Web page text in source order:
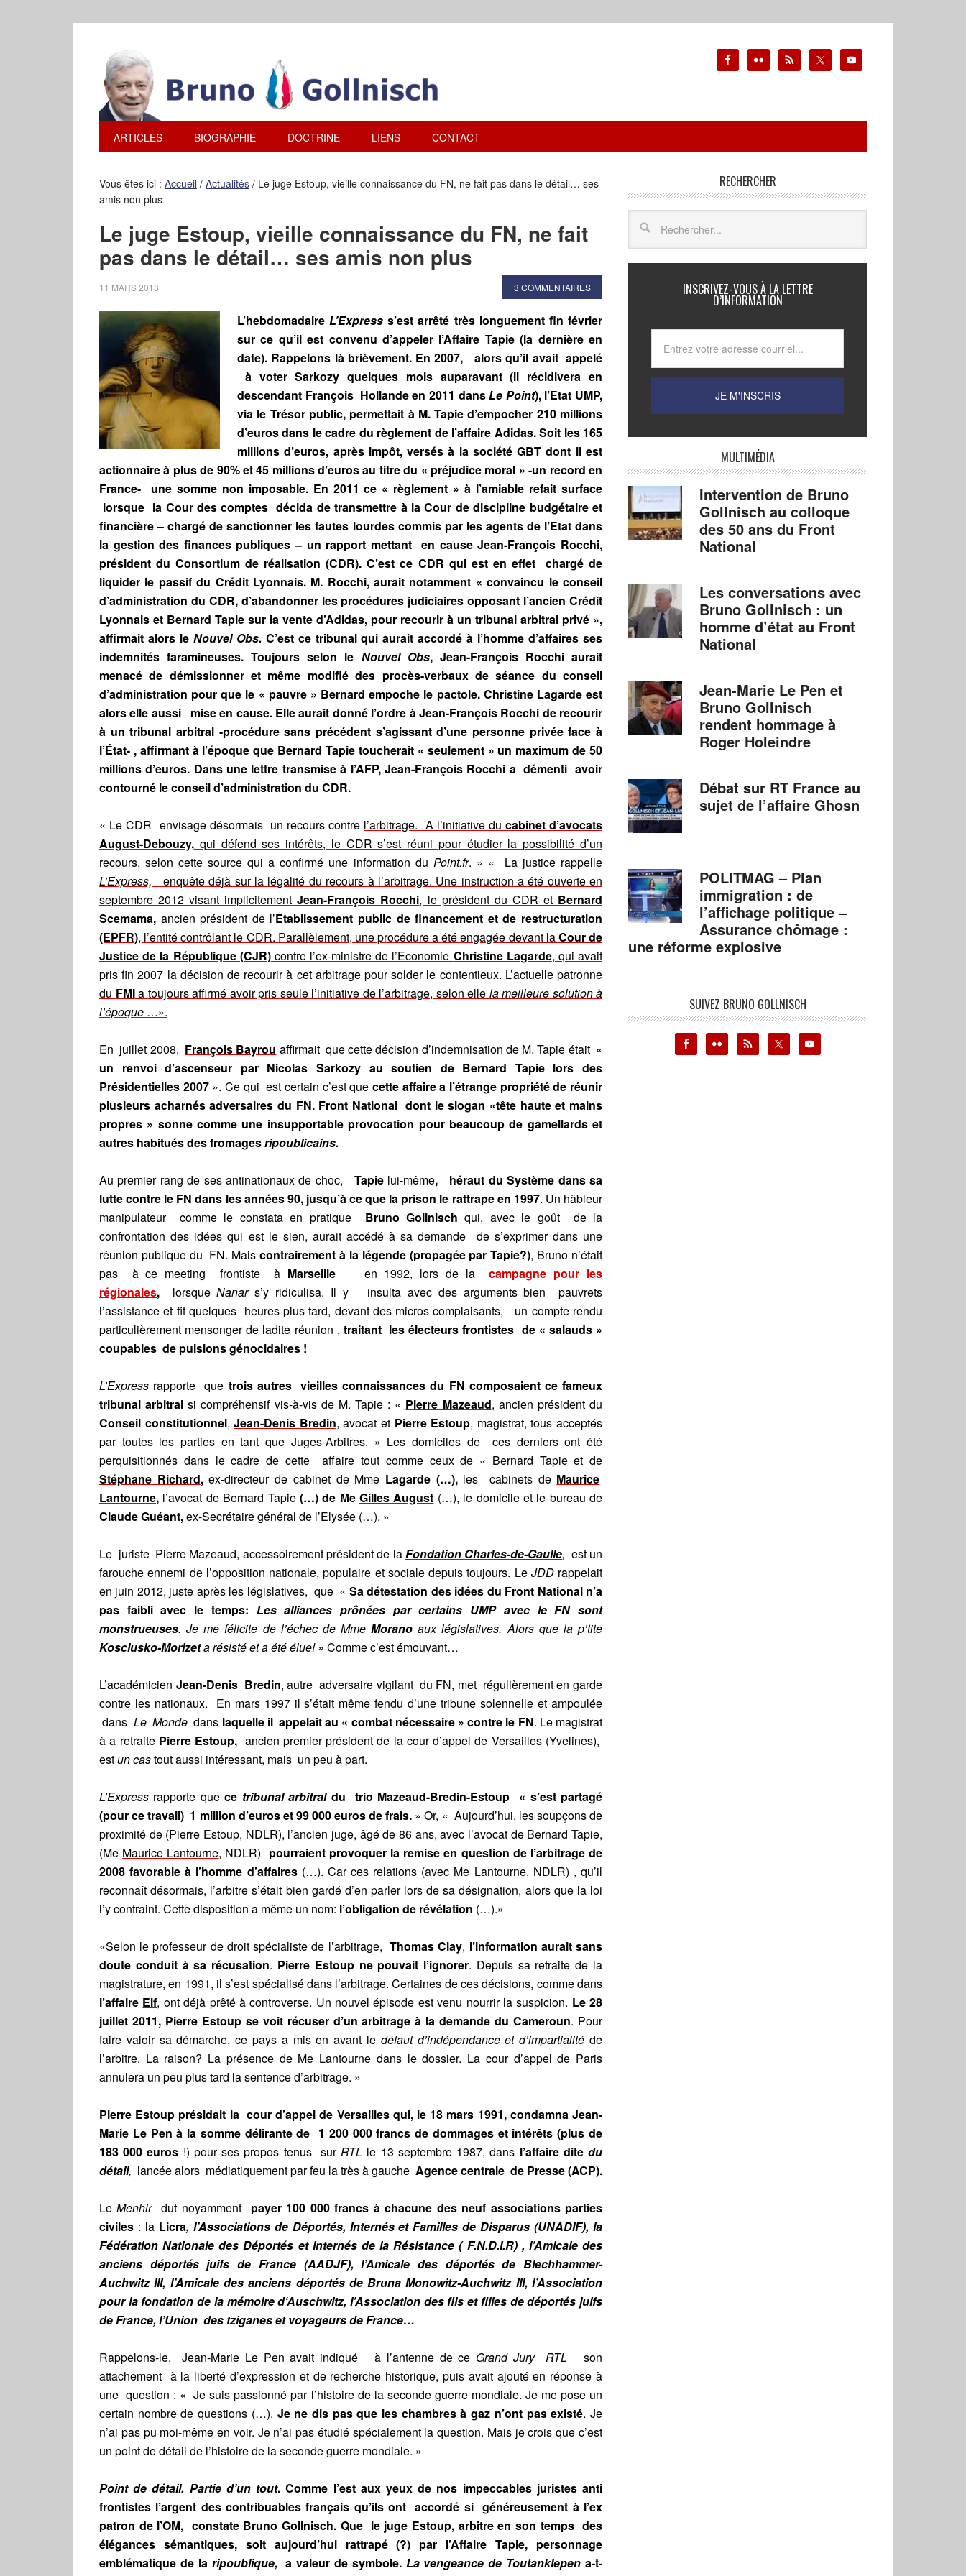
ARTICLES BIOGRAPHIE DOCTRINE LIENS CONTACT
Vous êtes ici : Accueil / Actualités / Le juge Estoup, vieille connaissance du FN, ne fait pas dans le détail… ses
amis non plus
Le juge Estoup, vieille connaissance du FN, ne fait
pas dans le détail… ses amis non plus
11 MARS 2013 3 COMMENTAIRES
L’hebdomadaireL’Express s’est arrêté très longuement fin février
sur ce qu’il est convenu d’appeler l’Affaire Tapie (la dernière en
date). Rappelons là brièvement. En 2007, alors qu’il avait appelé
à voter Sarkozy quelques mois auparavant (il récidivera en
descendant François Hollande en 2011 dansLe Point), l’Etat UMP,
via le Trésor public, permettait à M. Tapie d’empocher 210 millions
d’euros dans le cadre du règlement de l’affaire Adidas. Soit les 165
millions d’euros, après impôt, versés à la société GBT dont il est
actionnaire à plus de 90% et 45 millions d’euros au titre du « préjudice moral » -un record en
France- une somme non imposable. En 2011 ce « règlement » à l’amiable refait surface
lorsque la Cour des comptes décida de transmettre à la Cour de discipline budgétaire et
financière – chargé de sanctionner les fautes lourdes commis par les agents de l’Etat dans
la gestion des finances publiques – un rapport mettant en cause Jean-François Rocchi,
président du Consortium de réalisation (CDR). C’est ce CDR qui est en effet chargé de
liquider le passif du Crédit Lyonnais. M. Rocchi, aurait notamment « convaincu le conseil
d’administration du CDR, d’abandonner les procédures judiciaires opposant l’ancien Crédit
Lyonnais et Bernard Tapie sur la vente d’Adidas, pour recourir à un tribunal arbitral privé »,
affirmait alors le Nouvel Obs.C’est ce tribunal qui aurait accordé à l’homme d’affaires ses
indemnités faramineuses. Toujours selon le Nouvel Obs, Jean-François Rocchi aurait
menacé de démissionner et même modifié des procès-verbaux de séance du conseil
d’administration pour que le « pauvre » Bernard empoche le pactole. Christine Lagarde est
alors elle aussi mise en cause. Elle aurait donné l’ordre à Jean-François Rocchi de recourir
à un tribunal arbitral -procédure sans précédent s’agissant d’une personne privée face à
l’État- , affirmant à l’époque que Bernard Tapie toucherait « seulement » un maximum de 50
millions d’euros. Dans une lettre transmise à l’AFP, Jean-François Rocchi a démenti avoir
contourné le conseil d’administration du CDR.
« Le CDR envisage désormais un recours contre l’arbitrage. A l’initiative du cabinet d’avocats
August-Debouzy, qui défend ses intérêts, le CDR s’est réuni pour étudier la possibilité d’un
recours, selon cette source qui a confirmé une information du Point.fr. » « La justice rappelle
L’Express,
enquête déjà sur la légalité du recours à l’arbitrage. Une instruction a été ouverte en
septembre 2012 visant implicitement Jean-François Rocchi, le président du CDR et Bernard
Scemama, ancien président de l’Etablissement public de financement et de restructuration
(EPFR), l’entité contrôlant le CDR. Parallèlement, une procédure a été engagée devant laCour de
Justice de la République (CJR)contre l’ex-ministre de l’Economie Christine Lagarde, qui avait
pris fin 2007 la décision de recourir à cet arbitrage pour solder le contentieux. L’actuelle patronne
du FMIa toujours affirmé avoir pris seule l’initiative de l’arbitrage, selon elle la meilleure solution à
l’époque …».
En juillet 2008, François Bayrou affirmait que cette décision d’indemnisation de M. Tapie était «
un renvoi d’ascenseur par Nicolas Sarkozy au soutien de Bernard Tapie lors des
Présidentielles 2007 ». Ce qui est certain c’est que cette affaire a l’étrange propriété de réunir
plusieurs acharnés adversaires du FN. Front National dont le slogan «tête haute et mains
propres » sonne comme une insupportable provocation pour beaucoup de gamellards et
autres habitués des fromagesripoublicains.
Au premier rang de ses antinationaux de choc, Tapie lui-même, héraut du Système dans sa
lutte contre le FN dans les années 90, jusqu’à ce que la prison le rattrape en 1997. Un hâbleur
manipulateur comme le constata en pratique Bruno Gollnisch qui, avec le goût de la
confrontation des idées qui est le sien, aurait accédé à sa demande de s’exprimer dans une
réunion publique du FN. Maiscontrairement à la légende (propagée par Tapie?), Bruno n’était
pas à ce meeting frontiste à Marseille en 1992, lors de lacampagne pour les
régionales, lorsque Nanars’y ridiculisa. Il y
insulta avec des arguments bien pauvrets
l’assistance et fit quelques heures plus tard, devant des micros complaisants, un compte rendu
particulièrement mensonger de ladite réunion , traitant les électeurs frontistes de « salauds »
coupables de pulsions génocidaires !
L’Express rapporte que trois autres vieilles connaissances du FN composaient ce fameux
tribunal arbitralsi compréhensif vis-à-vis de M. Tapie : « Pierre Mazeaud, ancien président du
Conseil constitutionnel,Jean-Denis Bredin, avocat et Pierre Estoup, magistrat, tous acceptés
par toutes les parties en tant que Juges-Arbitres. » Les domiciles de ces derniers ont été
perquisitionnés dans le cadre de cette affaire tout comme ceux de « Bernard Tapie et de
Stéphane Richard,ex-directeur de cabinet de Mme Lagarde (…), les cabinets de Maurice
Lantourne, l’avocat de Bernard Tapie(…) de Me Gilles August (…), le domicile et le bureau de
Claude Guéant,ex-Secrétaire général de l’Elysée (…). »
Le juriste Pierre Mazeaud, accessoirement président de laFondation Charles-de-Gaulle, est un
farouche ennemi de l’opposition nationale, populaire et sociale depuis toujours. Le JDDrappelait
en juin 2012, juste après les législatives, que « Sa détestation des idées du Front National n’a
pas faibli avec le temps: Les alliances prônées par certains UMP avec le FN sont
monstrueuses. Je me félicite de l’échec de MmeMorano aux législatives. Alors que la p’tite
Kosciusko-Morizeta résisté et a été élue! » Comme c’est émouvant…
L’académicien Jean-Denis Bredin, autre adversaire vigilant du FN, met régulièrement en garde
contre les nationaux. En mars 1997 il s’était même fendu d’une tribune solennelle et ampoulée
dans Le Mondedans laquelle il appelait au « combat nécessaire » contre le FN. Le magistrat
à a retraite Pierre Estoup, ancien premier président de la cour d’appel de Versailles (Yvelines),
estun castout aussi intéressant, mais un peu à part.
L’Express rapporte quece tribunal arbitraldu trio Mazeaud-Bredin-Estoup « s’est partagé
(pour ce travail) 1 million d’euros et 99 000 euros de frais. » Or, « Aujourd’hui, les soupçons de
proximité de (Pierre Estoup, NDLR), l’ancien juge, âgé de 86 ans, avec l’avocat de Bernard Tapie,
(Me Maurice Lantourne, NDLR) pourraient provoquer la remise en question de l’arbitrage de
2008 favorable à l’homme d’affaires(…). Car ces relations (avec Me Lantourne, NDLR) , qu’il
reconnaît désormais, l’arbitre s’était bien gardé d’en parler lors de sa désignation, alors que la loi
l’y contraint. Cette disposition a même un nom: l’obligation de révélation (…).»
«Selon le professeur de droit spécialiste de l’arbitrage,Thomas Clay, l’information aurait sans
doute conduit à sa récusation. Pierre Estoup ne pouvait l’ignorer. Depuis sa retraite de la
magistrature, en 1991, il s’est spécialisé dans l’arbitrage. Certaines de ces décisions, comme dans
l’affaire Elf, ont déjà prêté à controverse. Un nouvel épisode est venu nourrir la suspicion. Le 28
juillet 2011, Pierre Estoup se voit récuser d’un arbitrage à la demande du Cameroun. Pour
faire valoir sa démarche, ce pays a mis en avant le défaut d’indépendance et d’impartialité de
l’arbitre. La raison? La présence de Me Lantourne dans le dossier. La cour d’appel de Paris
annulera un peu plus tard la sentence d’arbitrage. »
Pierre Estoup présidait la cour d’appel de Versailles qui, le 18 mars 1991, condamna Jean-
Marie Le Pen à la somme délirante de 1 200 000 francs de dommages et intérêts (plus de
183 000 euros !) pour ses propos tenus surRTL le 13 septembre 1987, dans l’affaire ditedu
détail, lancée alors médiatiquement par feu la très à gauche Agence centrale de Presse (ACP).
LeMenhirdut noyammentpayer 100 000 francs à chacune des neuf associations parties
civiles : la Licra, l’Associations de Déportés, Internés et Familles de Disparus (UNADIF), la
Fédération Nationale des Déportés et Internés de la Résistance ( F.N.D.I.R) , l’Amicale des
anciens déportés juifs de France (AADJF), l’Amicale des déportés de Blechhammer-
Auchwitz III, l’Amicale des anciens déportés de Bruna Monowitz-Auchwitz III, l’Association
pour la fondation de la mémoire d‘Auschwitz, l’Association des fils et filles de déportés juifs
de France, l’Union des tziganes et voyageurs de France…
Rappelons-le, Jean-Marie Le Pen avait indiqué à l’antenne de ce Grand Jury RTL son
attachement à la liberté d’expression et de recherche historique, puis avait ajouté en réponse à
une question : « Je suis passionné par l’histoire de la seconde guerre mondiale. Je me pose un
certain nombre de questions (…). Je ne dis pas que les chambres à gaz n’ont pas existé. Je
n’ai pas pu moi-même en voir. Je n’ai pas étudié spécialement la question. Mais je crois que c’est
un point de détail de l’histoire de la seconde guerre mondiale. »
Point de détail. Partie d’un tout. Comme l’est aux yeux de nos impeccables juristes anti
frontistes l’argent des contribuables français qu’ils ont accordé si généreusement à l’ex
patron de l’OM, constate Bruno Gollnisch. Que le juge Estoup, arbitre en son temps des
élégances sémantiques, soit aujourd’hui rattrapé (?) par l’Affaire Tapie, personnage
emblématique de la ripoublique,a valeur de symbole. La vengeance de Toutanklepen a-t-
RECHERCHER
INSCRIVEZ-VOUS À LA LETTRE
D’INFORMATION
MULTIMÉDIA
Intervention de Bruno
Gollnisch au colloque
des 50 ans du Front
National
Les conversations avec
Bruno Gollnisch : un
homme d’état au Front
National
Jean-Marie Le Pen et
Bruno Gollnisch
rendent hommage à
Roger Holeindre
Débat sur RT France au
sujet de l’affaire Ghosn
POLITMAG – Plan
immigration : de
l’affichage politique –
Assurance chômage :
une réforme explosive
SUIVEZ BRUNO GOLLNISCH